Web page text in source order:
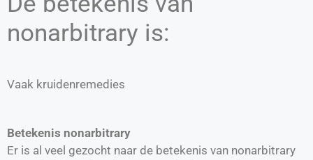
nonarbitrary is:
Vaak kruidenremedies
Betekenis nonarbitrary
Er is al veel gezocht naar de betekenis van nonarbitrary